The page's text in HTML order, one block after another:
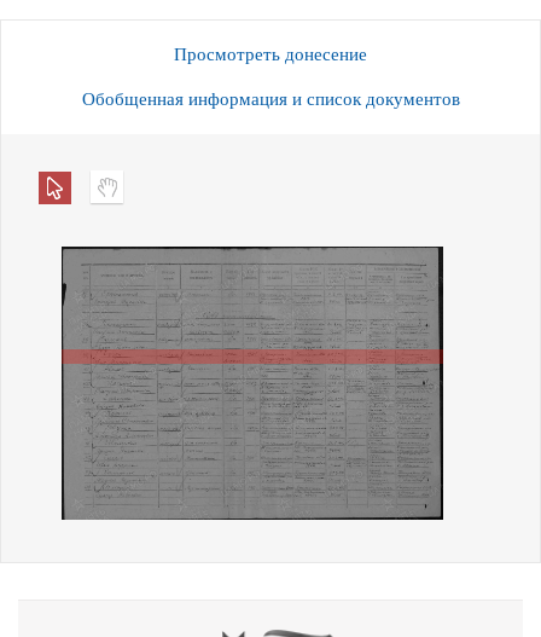
Просмотреть донесение
Обобщенная информация и список документов